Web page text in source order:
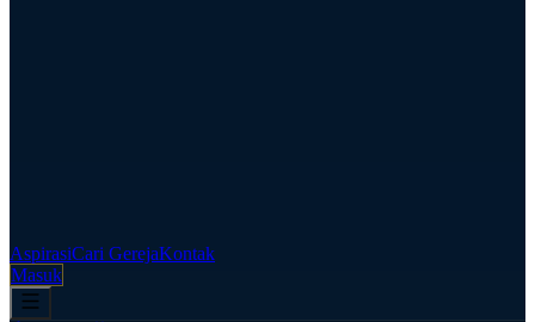
AspirasiCari GerejaKontak
Masuk